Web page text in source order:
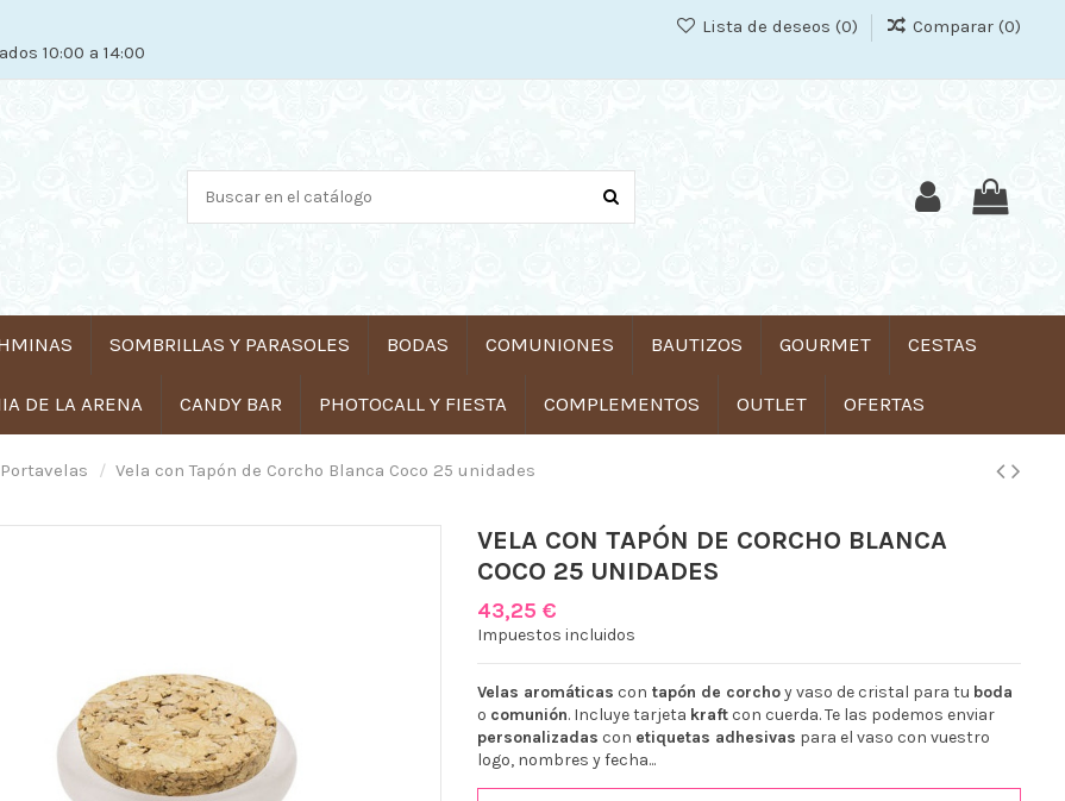
10:00 a 14:00
Lista de deseos (0) Comparar (0)
SOMBRILLAS Y PARASOLES BODAS COMUNIONES BAUTIZOS GOURMET CESTAS
DE LA ARENA CANDY BAR PHOTOCALL Y FIESTA COMPLEMENTOS OUTLET OFERTAS
Vela con Tapón de Corcho Blanca Coco 25 unidades
VELA CON TAPÓN DE CORCHO BLANCA
COCO 25 UNIDADES
43,25 €
Impuestos incluidos
Velas aromáticas con tapón de corchoy vaso de cristal para tu boda
o comunión. Incluye tarjeta kraftcon cuerda. Te las podemos enviar
personalizadas con etiquetas adhesivas para el vaso con vuestro
logo, nombres y fecha...